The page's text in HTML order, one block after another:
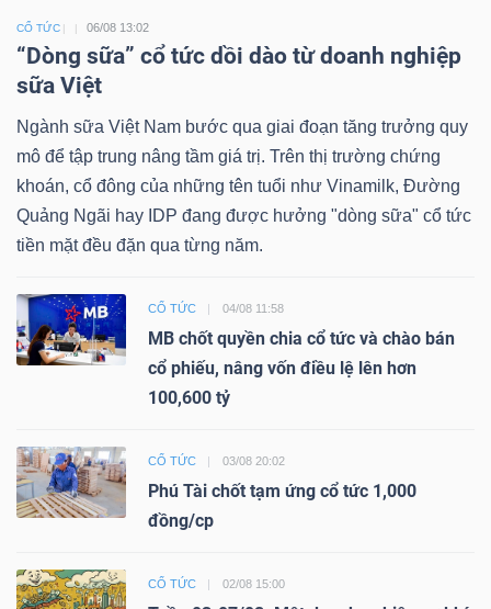
CỔ TỨC 06/08 13:02
“Dòng sữa” cổ tức dồi dào từ doanh nghiệp
sữa Việt
Ngành sữa Việt Nam bước qua giai đoạn tăng trưởng quy
mô để tập trung nâng tầm giá trị. Trên thị trường chứng
khoán, cổ đông của những tên tuổi như Vinamilk, Đường
Quảng Ngãi hay IDP đang được hưởng "dòng sữa" cổ tức
tiền mặt đều đặn qua từng năm.
CỔ TỨC 04/08 11:58
MB chốt quyền chia cổ tức và chào bán
cổ phiếu, nâng vốn điều lệ lên hơn
100,600 tỷ
CỔ TỨC 03/08 20:02
Phú Tài chốt tạm ứng cổ tức 1,000
đồng/cp
CỔ TỨC 02/08 15:00